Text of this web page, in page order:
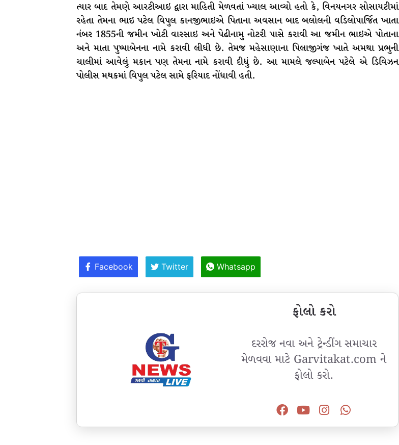
ત્યાર બાદ તેમણે આરટીઆઇ દ્વારા માહિતી મેળવતાં ખ્યાલ આવ્યો હતો કે, વિનયનગર સોસાયટીમાં
રહેતા તેમના ભાઇ પટેલ વિપુલ કાનજીભાઇએ પિતાના અવસાન બાદ બલોલની વડિલોપાર્જિત ખાતા
નંબર 1855ની જમીન ખોટી વારસાઇ અને પેઢીનામુ નોટરી પાસે કરાવી આ જમીન ભાઇએ પોતાના
અને માતા પુષ્પાબેનના નામે કરાવી લીધી છે. તેમજ મહેસાણાના પિલાજીગંજ ખાતે અમથા પ્રભુની
ચાલીમાં આવેલું મકાન પણ તેમના નામે કરાવી દીધું છે. આ મામલે જલ્પાબેન પટેલે એ ડિવિઝન
પોલીસ મથકમાં વિપુલ પટેલ સામે ફરિયાદ નોંધાવી હતી.
Facebook Twitter Whatsapp
ફોલો કરો
દરરોજ નવા અને ટ્રેન્ડીંગ સમાચાર
મેળવવા માટે Garvitakat.com ને
ફોલો કરો.